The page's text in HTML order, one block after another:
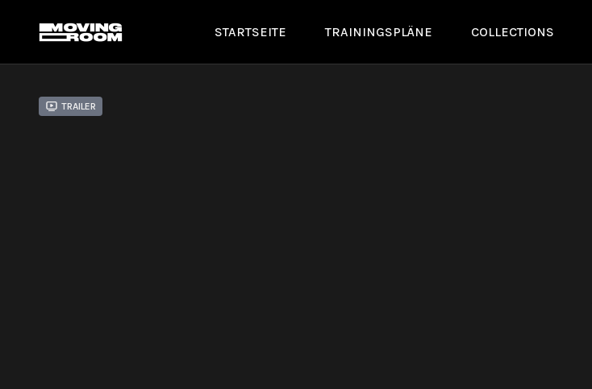
STARTSEITE TRAININGSPLÄNE COLLECTIONS
Trailer